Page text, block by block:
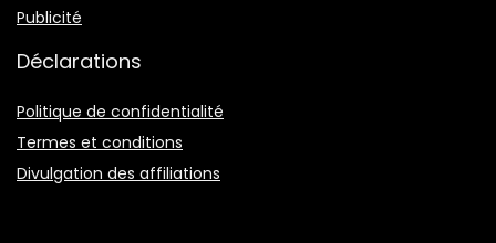
Publicité
Déclarations
Politique de confidentialité
Termes et conditions
Divulgation des affiliations